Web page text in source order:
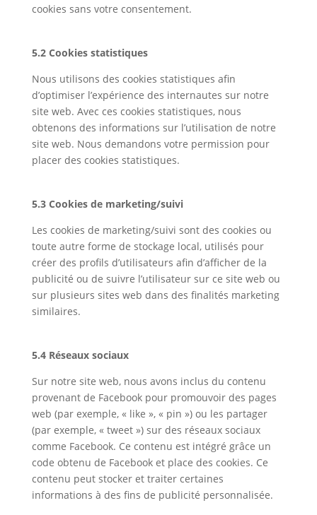
cookies sans votre consentement.
5.2 Cookies statistiques
Nous utilisons des cookies statistiques afin
d’optimiser l’expérience des internautes sur notre
site web. Avec ces cookies statistiques, nous
obtenons des informations sur l’utilisation de notre
site web. Nous demandons votre permission pour
placer des cookies statistiques.
5.3 Cookies de marketing/suivi
Les cookies de marketing/suivi sont des cookies ou
toute autre forme de stockage local, utilisés pour
créer des profils d’utilisateurs afin d’afficher de la
publicité ou de suivre l’utilisateur sur ce site web ou
sur plusieurs sites web dans des finalités marketing
similaires.
5.4 Réseaux sociaux
Sur notre site web, nous avons inclus du contenu
provenant de Facebook pour promouvoir des pages
web (par exemple, « like », « pin ») ou les partager
(par exemple, « tweet ») sur des réseaux sociaux
comme Facebook. Ce contenu est intégré grâce un
code obtenu de Facebook et place des cookies. Ce
contenu peut stocker et traiter certaines
informations à des fins de publicité personnalisée.